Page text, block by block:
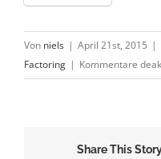
Von niels | April 21st, 2015 |
Factoring | Kommentare
Share This